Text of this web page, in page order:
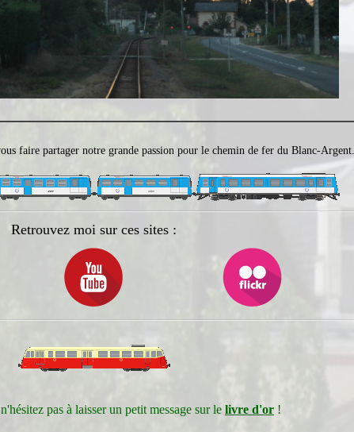
faire partager notre grande passion pour le chemin de fer du Blanc-Argent.
Retrouvez moi sur ces sites :
pas à laisser un petit message sur le livre d'or !